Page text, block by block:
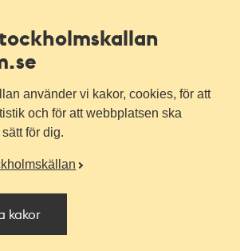
använder vi kakor, cookies, för att
och för att webbplatsen ska
för dig.
kakor